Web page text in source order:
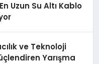
Uzun Su Altı Kablo
ve Teknoloji
Yarışma